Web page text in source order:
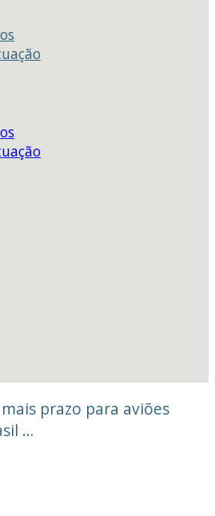
mais prazo para aviões
…